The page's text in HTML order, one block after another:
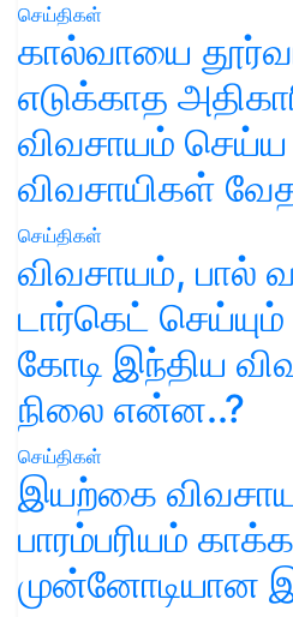
செய்திகள்
கால்வாயை
எடுக்காத
விவசாயம் செய்ய
விவசாயிகள்
செய்திகள்
விவசாயம், பால்
டார்கெட் செய்யும்
கோடி இந்திய
நிலை என்ன..?
செய்திகள்
இயற்கை
பாரம்பரியம்
முன்னோடியான